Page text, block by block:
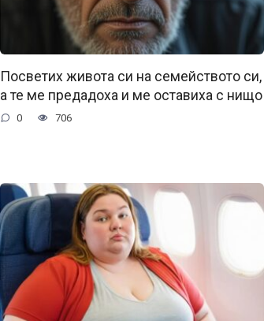
Посветих живота си на семейството си,
а те ме предадоха и ме оставиха с нищо
0 706